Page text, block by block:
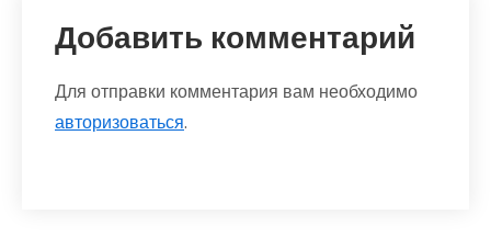
Добавить комментарий
Для отправки комментария вам необходимо
авторизоваться.